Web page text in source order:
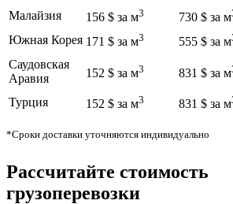
Малайзия 156 $ за м3 730 $ за м
Южная Корея 171 $ за м3 555 $ за м
Саудовская
Аравия
152 $ за м3 831 $ за м
Турция 152 $ за м3 831 $ за м
*Сроки доставки уточняются индивидуально
Рассчитайте стоимость
грузоперевозки